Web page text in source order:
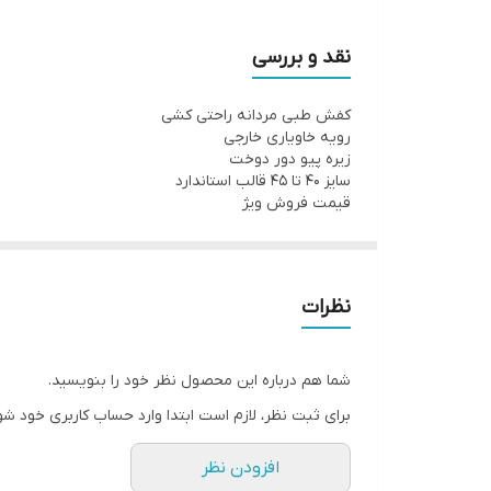
نقد و بررسی
کفش طبی مردانه راحتی کشی
رویه خاویاری خارجی
زیره پیو دور دوخت
سایز ۴۰ تا ۴۵ قالب استاندارد
قیمت فروش ویژ
نظرات
شما هم درباره این محصول نظر خود را بنویسید.
برای ثبت نظر، لازم است ابتدا وارد حساب کاربری خود
افزودن نظر